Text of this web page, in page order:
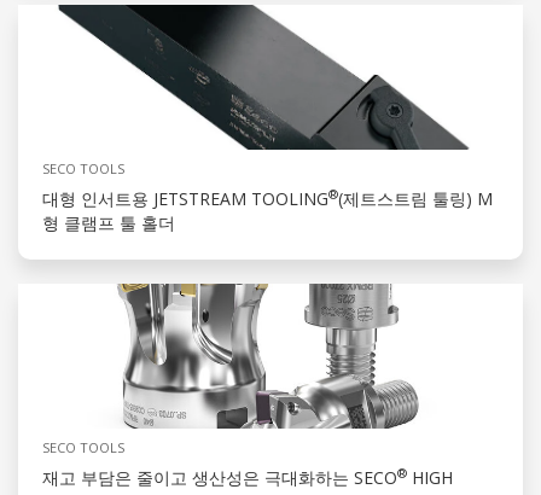
SECO TOOLS
대형 인서트용 JETSTREAM TOOLING®(제트스트림 툴링) M
형 클램프 툴 홀더
SECO TOOLS
재고 부담은 줄이고 생산성은 극대화하는 SECO® HIGH